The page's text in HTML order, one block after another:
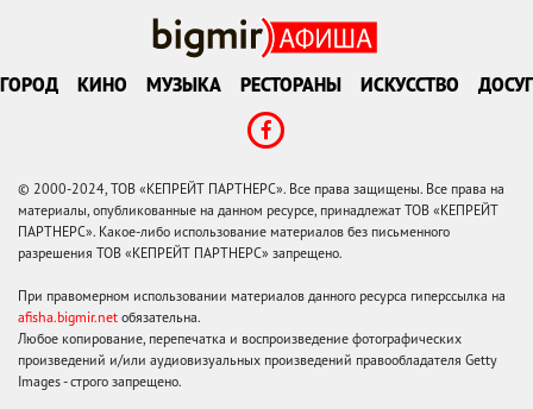
ГОРОД КИНО МУЗЫКА РЕСТОРАНЫ ИСКУССТВО ДОСУГ
© 2000-2024, ТОВ «КЕПРЕЙТ ПАРТНЕРС». Все права защищены. Все права на
материалы, опубликованные на данном ресурсе, принадлежат ТОВ «КЕПРЕЙТ
ПАРТНЕРС». Какое-либо использование материалов без письменного
разрешения ТОВ «КЕПРЕЙТ ПАРТНЕРС» запрещено.
При правомерном использовании материалов данного ресурса гиперссылка на
afisha.bigmir.net обязательна.
Любое копирование, перепечатка и воспроизведение фотографических
произведений и/или аудиовизуальных произведений правообладателя Getty
Images - строго запрещено.